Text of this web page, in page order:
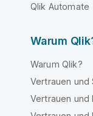
Qlik Automate
Warum
Warum Qlik?
Vertrauen und
Vertrauen und